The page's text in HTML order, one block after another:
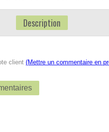
Description
client (Mettre un commentaire en